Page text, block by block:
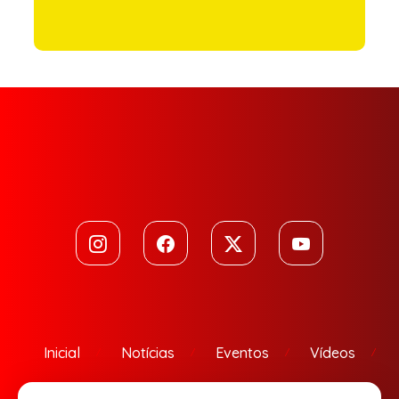
Inicial Notícias Eventos Vídeos